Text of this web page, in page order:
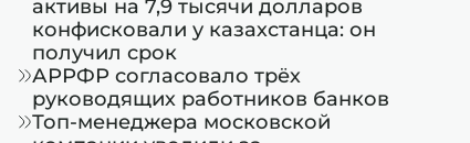
активы на 7,9 тысячи долларов
конфисковали у казахстанца: он
получил срок
АРРФР согласовало трёх
руководящих работников банков
Топ-менеджера московской